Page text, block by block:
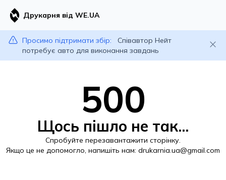
Друкарня від WE.UA
Просимо підтримати збір:
Співавтор Нейт
потребує авто для виконання завдань
500
Щось пішло не так...
Спробуйте перезавантажити сторінку.
Якщо це не допомогло, напишіть нам: drukarnia.ua@gmail.com